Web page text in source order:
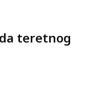
teretnog